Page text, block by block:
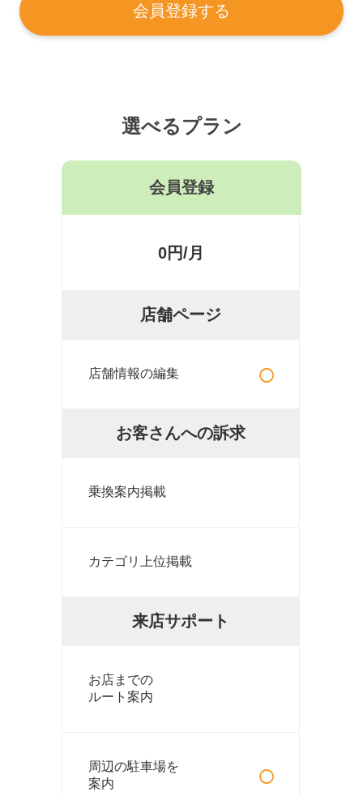
会員登録する
選べるプラン
会員登録
0円/月
店舗ページ
店舗情報の編集 ○
お客さんへの訴求
乗換案内掲載
カテゴリ上位掲載
来店サポート
お店までの
ルート案内
周辺の駐車場を
案内
○